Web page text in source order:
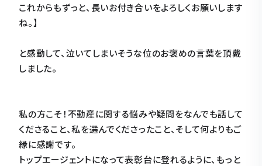
これからもずっと、長いお付き合いをよろしくお願いします
ね。】
と感動して、泣いてしまいそうな位のお褒めの言葉を頂戴
しました。
私の方こそ！不動産に関する悩みや疑問をなんでも話して
くださること、私を選んでくださったこと、そして何よりもご
縁に感謝です。
トップエージェントになって表彰台に登れるように、もっと